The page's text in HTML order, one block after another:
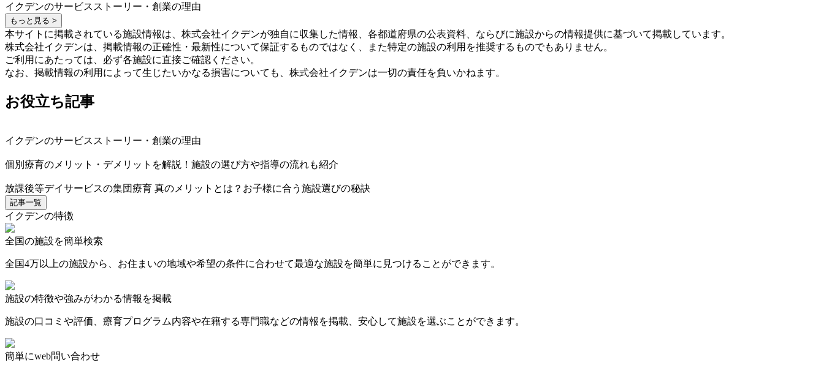
イクデンのサービスストーリー・創業の理由
もっと見る >
本サイトに掲載されている施設情報は、株式会社イクデンが独自に収集した情報、各都道府県の公表資料、ならびに施設からの情報提供に基づいて掲載しています。
株式会社イクデンは、掲載情報の正確性・最新性について保証するものではなく、また特定の施設の利用を推奨するものでもありません。
ご利用にあたっては、必ず各施設に直接ご確認ください。
なお、掲載情報の利用によって生じたいかなる損害についても、株式会社イクデンは一切の責任を負いかねます。
お役立ち記事
イクデンのサービスストーリー・創業の理由
個別療育のメリット・デメリットを解説！施設の選び方や指導の流れも紹介
放課後等デイサービスの集団療育 真のメリットとは？お子様に合う施設選びの秘訣
記事一覧
イクデンの特徴
全国の施設を簡単検索
全国4万以上の施設から、お住まいの地域や希望の条件に合わせて最適な施設を簡単に見つけることができます。
施設の特徴や強みがわかる情報を掲載
施設の口コミや評価、療育プログラム内容や在籍する専門職などの情報を掲載、安心して施設を選ぶことができます。
簡単にweb問い合わせ